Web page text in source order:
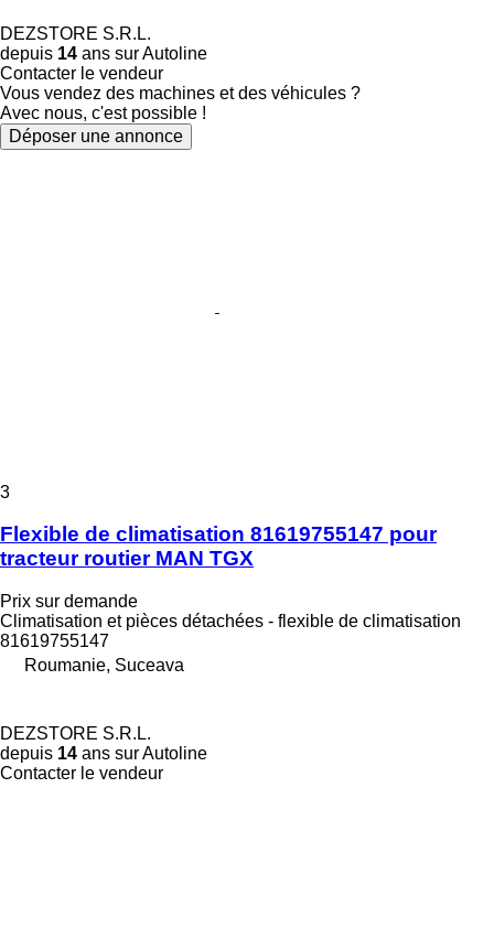
DEZSTORE S.R.L.
depuis 14 ans sur Autoline
Contacter le vendeur
Vous vendez des machines et des véhicules ?
Avec nous, c'est possible !
Déposer une annonce
3
Flexible de climatisation 81619755147 pour
tracteur routier MAN TGX
Prix sur demande
Climatisation et pièces détachées - flexible de climatisation
81619755147
Roumanie, Suceava
DEZSTORE S.R.L.
depuis 14 ans sur Autoline
Contacter le vendeur